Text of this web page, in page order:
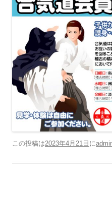
この投稿は2023年4月21日 に